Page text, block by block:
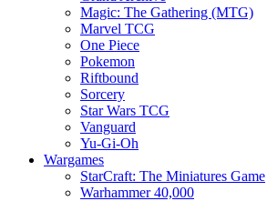
Magic: The Gathering (MTG)
Marvel TCG
One Piece
Pokemon
Riftbound
Sorcery
Star Wars TCG
Vanguard
Yu-Gi-Oh
Wargames
StarCraft: The Miniatures Game
Warhammer 40,000